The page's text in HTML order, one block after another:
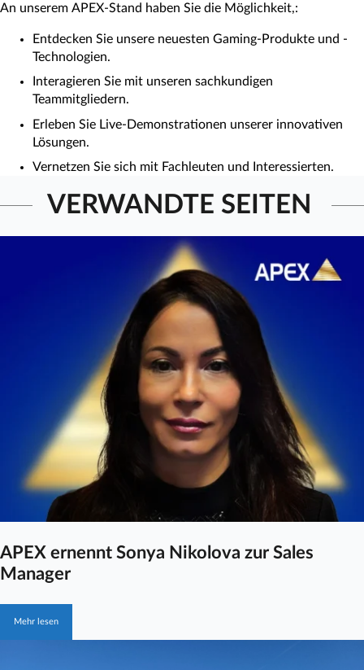
An unserem APEX-Stand haben Sie die Möglichkeit,:
Entdecken Sie unsere neuesten Gaming-Produkte und -
Technologien.
Interagieren Sie mit unseren sachkundigen
Teammitgliedern.
Erleben Sie Live-Demonstrationen unserer innovativen
Lösungen.
Vernetzen Sie sich mit Fachleuten und Interessierten.
VERWANDTE SEITEN
APEX ernennt Sonya Nikolova zur Sales
Manager
Mehr lesen